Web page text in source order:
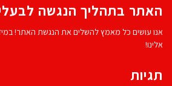
האתר בתהליך הנגשה לבעלי
אנו עושים כל מאמץ להשלים את הנגשת האתר!
אלינו!
תגיות